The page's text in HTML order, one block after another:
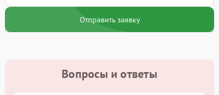
Отправить заявку
Вопросы и ответы